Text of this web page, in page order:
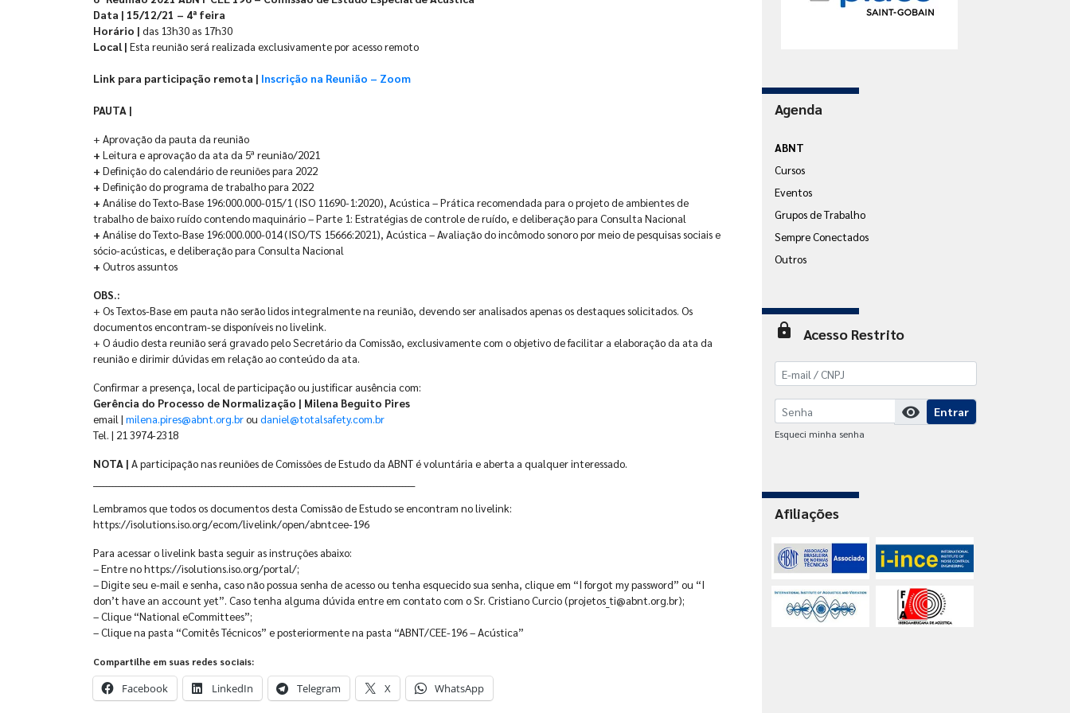
Data | 15/12/21 – 4ª feira
Horário | das 13h30 as 17h30
Local | Esta reunião será realizada exclusivamente por acesso remoto
Link para participação remota | Inscrição na Reunião – Zoom
PAUTA |
+ Aprovação da pauta da reunião
+ Leitura e aprovação da ata da 5ª reunião/2021
+ Definição do calendário de reuniões para 2022
+ Definição do programa de trabalho para 2022
+ Análise do Texto-Base 196:000.000-015/1 (ISO 11690-1:2020), Acústica – Prática recomendada para o projeto de ambientes de
trabalho de baixo ruído contendo maquinário – Parte 1: Estratégias de controle de ruído, e deliberação para Consulta Nacional
+ Análise do Texto-Base 196:000.000-014 (ISO/TS 15666:2021), Acústica – Avaliação do incômodo sonoro por meio de pesquisas sociais e
sócio-acústicas, e deliberação para Consulta Nacional
+ Outros assuntos
OBS.:
+ Os Textos-Base em pauta não serão lidos integralmente na reunião, devendo ser analisados apenas os destaques solicitados. Os
documentos encontram-se disponíveis no livelink.
+ O áudio desta reunião será gravado pelo Secretário da Comissão, exclusivamente com o objetivo de facilitar a elaboração da ata da
reunião e dirimir dúvidas em relação ao conteúdo da ata.
Confirmar a presença, local de participação ou justificar ausência com:
Gerência do Processo de Normalização | Milena Beguito Pires
email | milena.pires@abnt.org.brou daniel@totalsafety.com.br
Tel. | 21 3974-2318
NOTA | A participação nas reuniões de Comissões de Estudo da ABNT é voluntária e aberta a qualquer interessado.
Lembramos que todos os documentos desta Comissão de Estudo se encontram no livelink:
https://isolutions.iso.org/ecom/livelink/open/abntcee-196
Para acessar o livelink basta seguir as instruções abaixo:
– Entre no https://isolutions.iso.org/portal/;
– Digite seu e-mail e senha, caso não possua senha de acesso ou tenha esquecido sua senha, clique em “I forgot my password” ou “I
don’t have an account yet”. Caso tenha alguma dúvida entre em contato com o Sr. Cristiano Curcio (projetos_ti@abnt.org.br);
– Clique “National eCommittees”;
– Clique na pasta “Comitês Técnicos” e posteriormente na pasta “ABNT/CEE-196 – Acústica”
Compartilhe em suas redes sociais:
Facebook LinkedIn Telegram X WhatsApp
Agenda
ABNT
Cursos
Eventos
Grupos de Trabalho
Sempre Conectados
Outros
lock Acesso Restrito
visibility Entrar
Esqueci minha senha
Afiliações